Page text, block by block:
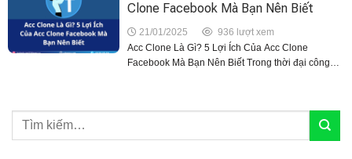
Clone Facebook Mà Bạn Nên Biết
21/01/2025
936 lượt xem
Acc Clone Là Gì? 5 Lợi Ích Của Acc Clone
Facebook Mà Bạn Nên Biết Trong thời đại công